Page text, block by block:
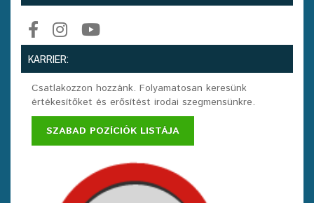
KARRIER:
Csatlakozzon hozzánk. Folyamatosan keresünk
értékesítőket és erősítést irodai szegmensünkre.
SZABAD POZÍCIÓK LISTÁJA